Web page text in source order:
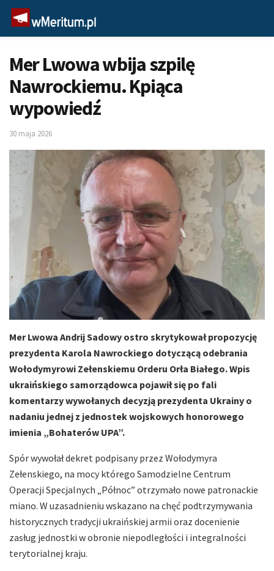
Mer Lwowa wbija szpilę
Nawrockiemu. Kpiąca
wypowiedź
30 maja 2026
Mer Lwowa Andrij Sadowy ostro skrytykował propozycję
prezydenta Karola Nawrockiego dotyczącą odebrania
Wołodymyrowi Zełenskiemu Orderu Orła Białego. Wpis
ukraińskiego samorządowca pojawił się po fali
komentarzy wywołanych decyzją prezydenta Ukrainy o
nadaniu jednej z jednostek wojskowych honorowego
imienia „Bohaterów UPA”.
Spór wywołał dekret podpisany przez Wołodymyra
Zełenskiego, na mocy którego Samodzielne Centrum
Operacji Specjalnych „Północ” otrzymało nowe patronackie
miano. W uzasadnieniu wskazano na chęć podtrzymywania
historycznych tradycji ukraińskiej armii oraz docenienie
zasług jednostki w obronie niepodległości i integralności
terytorialnej kraju.